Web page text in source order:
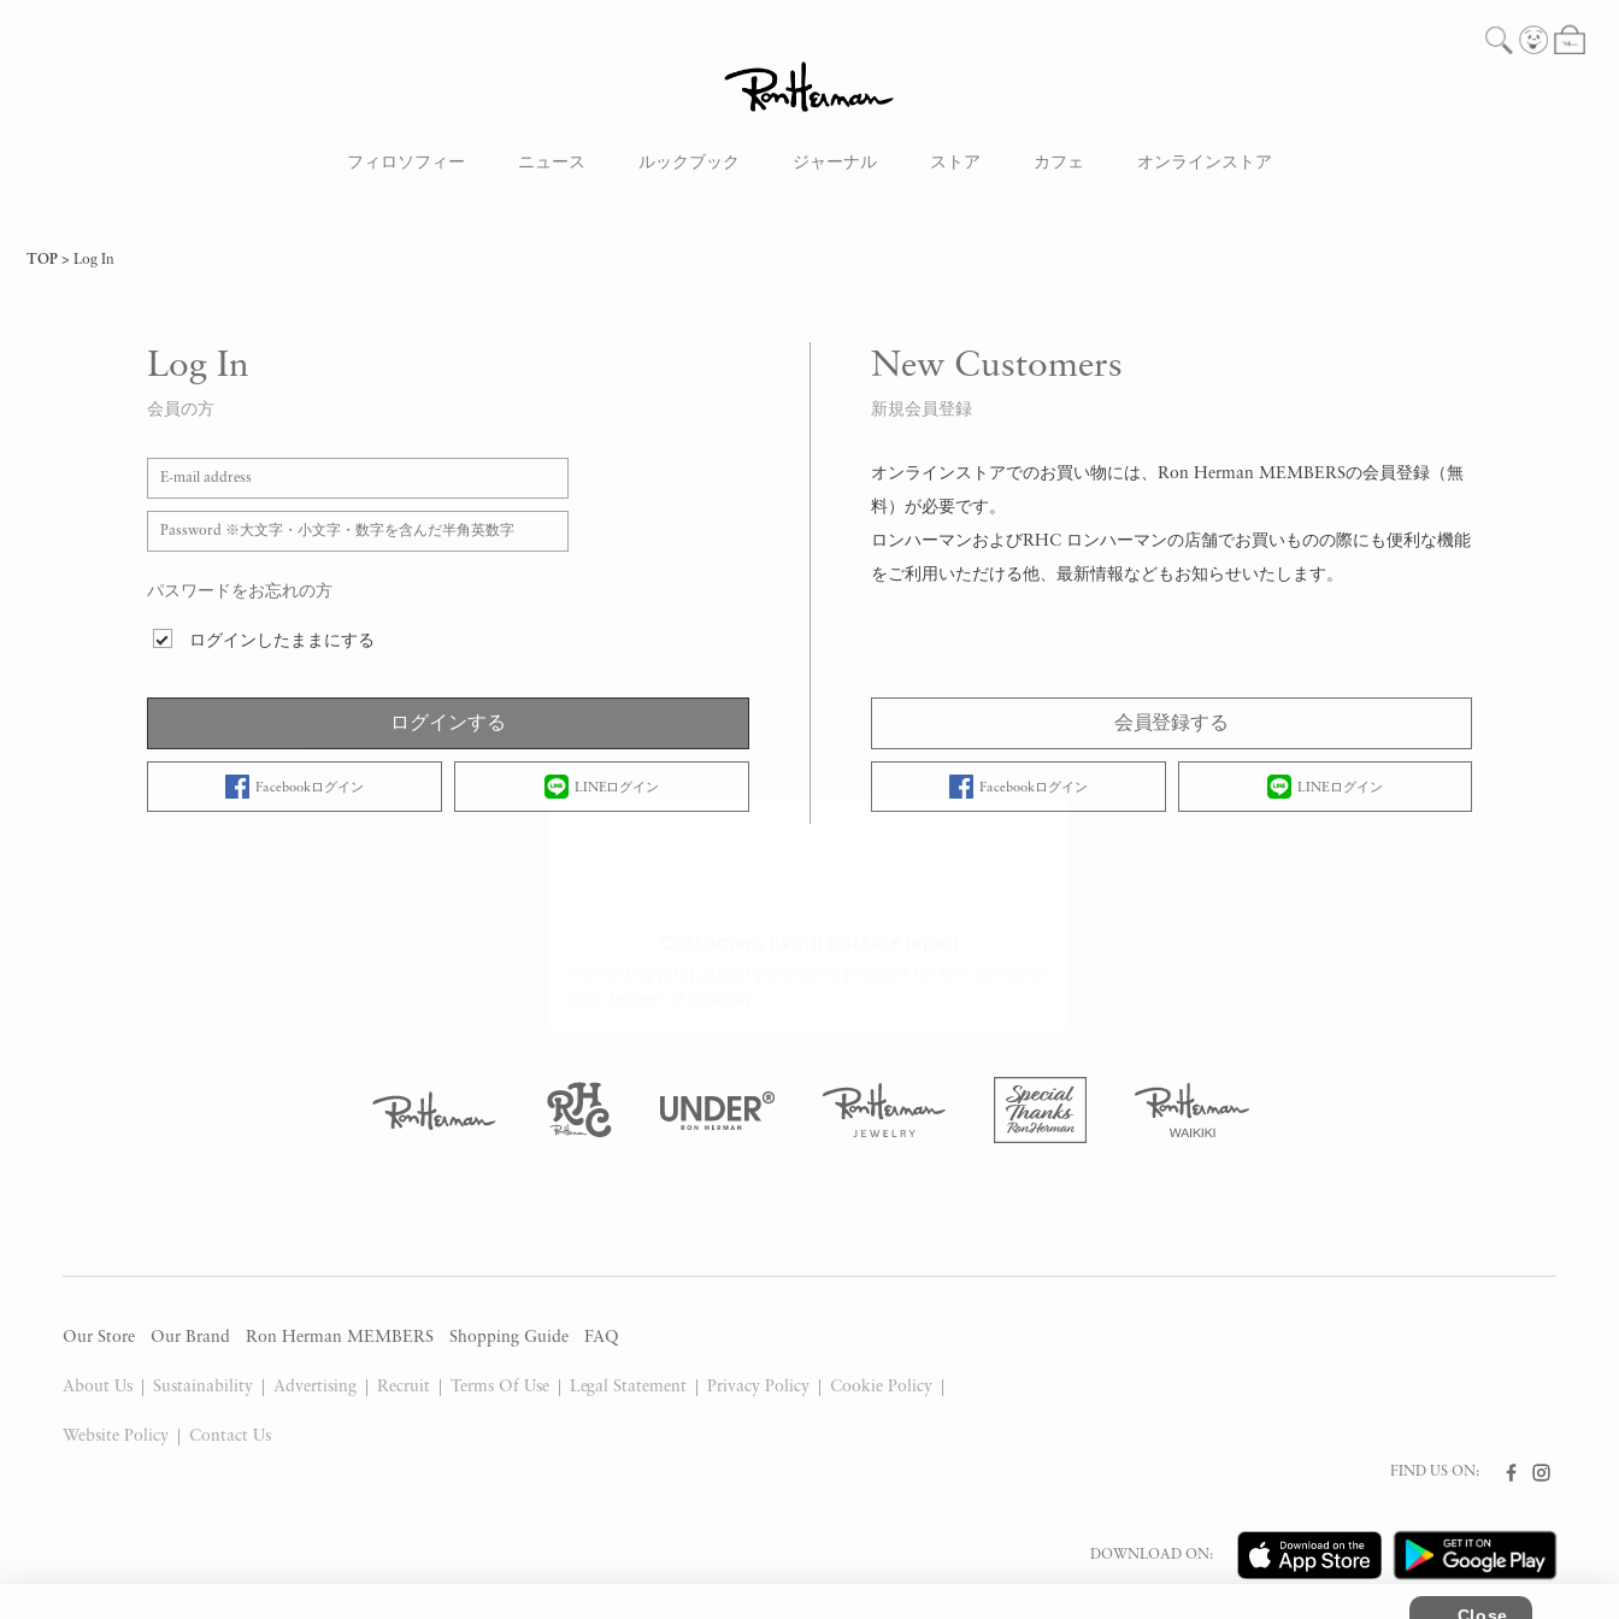
フィロソフィー ニュース ルックブック ジャーナル ストア カフェ オンラインストア
TOP Log In
Log In
会員の方
パスワードをお忘れの方
ログインしたままにする
ログインする
Facebookログイン LINEログイン
New Customers
新規会員登録
オンラインストアでのお買い物には、Ron Herman MEMBERSの会員登録（無
料）が必要です。
ロンハーマンおよびRHC ロンハーマンの店舗でお買いものの際にも便利な機能
をご利用いただける他、最新情報などもお知らせいたします。
会員登録する
Facebookログイン LINEログイン
Our Store Our Brand Ron Herman MEMBERS Shopping Guide FAQ
About Us Sustainability Advertising Recruit Terms Of Use Legal Statement Privacy Policy Cookie Policy
Website Policy Contact Us
FIND US ON:
DOWNLOAD ON: